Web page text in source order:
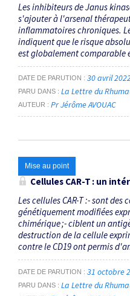
Les inhibiteurs de Janus
s'ajouter à l'arsenal
inflammatoires chroniques.
indiquent que le risque
est globalement comparable
DATE DE PARUTION 30 avril
PARU DANS La Lettre du
AUTEUR Pr Jérôme AVOUAC
Mise au point
Cellules CAR-T : un
Les cellules CAR-T :- sont des
génétiquement modifiées
chimérique ;- ciblent un
destruction de la cellule
contre le CD19 ont permis
DATE DE PARUTION 31 octobre
PARU DANS La Lettre du